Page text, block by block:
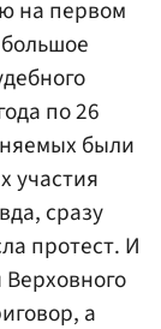
на первом
по 26
были
участия
сразу
протест. И
а